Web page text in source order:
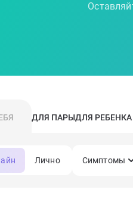
ДЛЯ ПАРЫДЛЯ РЕБЕНКА
Лично Симптомы